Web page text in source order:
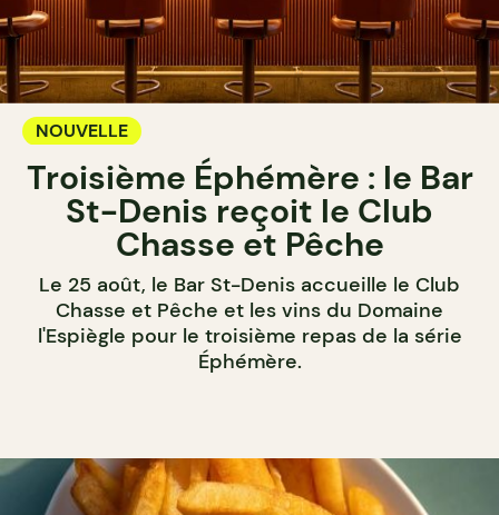
NOUVELLE
Troisième Éphémère : le Bar
St-Denis reçoit le Club
Chasse et Pêche
Le 25 août, le Bar St-Denis accueille le Club
Chasse et Pêche et les vins du Domaine
l'Espiègle pour le troisième repas de la série
Éphémère.